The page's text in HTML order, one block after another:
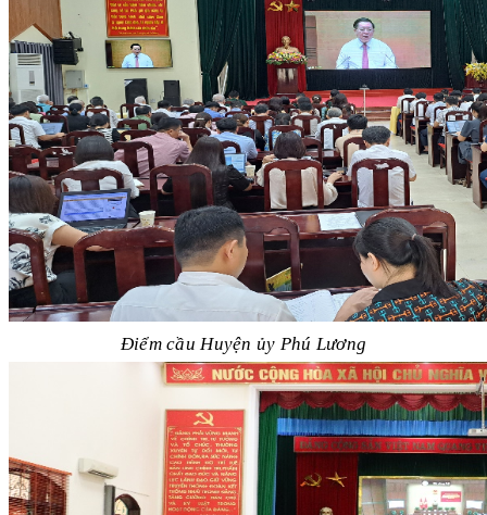
Điểm cầu Huyện ủy Phú Lương